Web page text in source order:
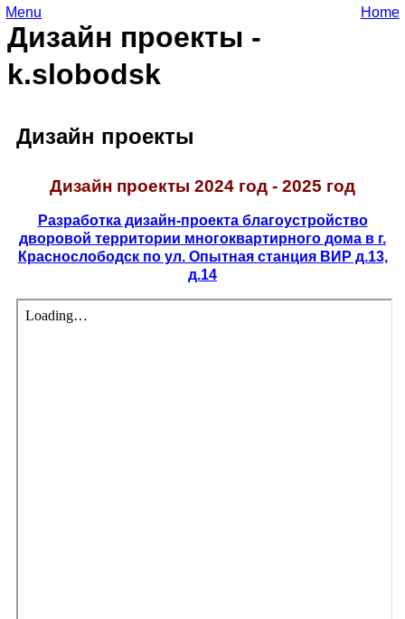
Дизайн проекты -
k.slobodsk
Menu Home
Дизайн проекты
Дизайн проекты 2024 год - 2025 год
Разработка дизайн-проекта благоустройство
дворовой территории многоквартирного дома в г.
Краснослободск по ул. Опытная станция ВИР д.13,
д.14